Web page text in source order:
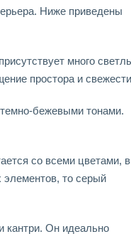
Ниже приведены
много
простора и
бежевыми тонами.
со всеми цветами,
элементов, то серый
кантри. Он идеально